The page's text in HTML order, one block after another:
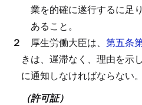
業を的確に遂行するに足
あること。
２ 厚生労働大臣は、 第五条
きは、遅滞なく、理由を示
に通知しなければならない。
（許可証）